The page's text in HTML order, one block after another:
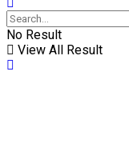
No Result
View All Result